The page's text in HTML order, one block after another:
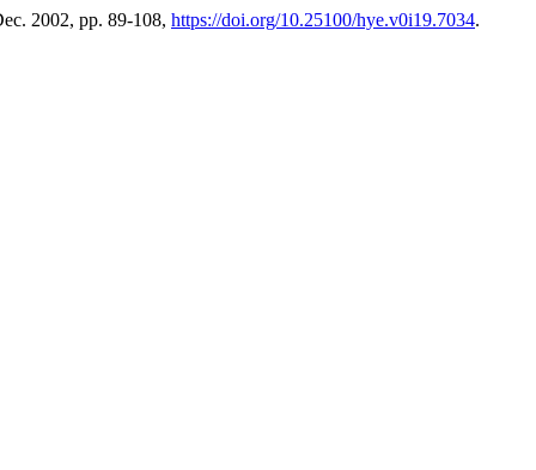
2002, pp. 89-108, https://doi.org/10.25100/hye.v0i19.7034.